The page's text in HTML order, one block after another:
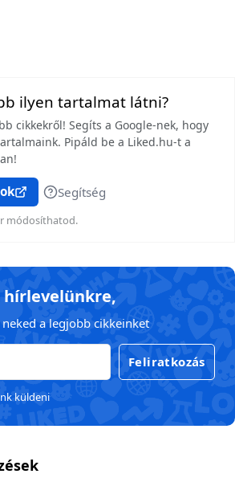
ilyen tartalmat látni?
cikkekről! Segíts a Google-nek, hogy
Pipáld be a Liked.hu-t a
Segítség
módosíthatod.
a legjobb cikkeinket
Feliratkozás
küldeni